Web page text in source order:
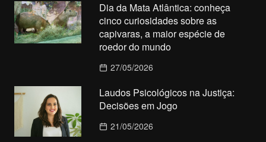
Dia da Mata Atlântica: conheça
cinco curiosidades sobre as
capivaras, a maior espécie de
roedor do mundo
27/05/2026
Laudos Psicológicos na Justiça:
Decisões em Jogo
21/05/2026